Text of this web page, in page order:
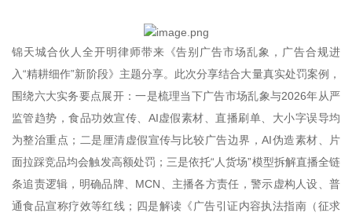
锦天城合伙人全开明律师带来《告别广告市场乱象，广告合规进
入“精耕细作”新阶段》主题分享。此次分享结合大量真实处罚案例，
围绕六大实务要点展开：一是梳理当下广告市场乱象与2026年从严
监管趋势，食品功效宣传、AI虚假素材、直播刷单、大小字误导均
为整治重点；二是厘清虚假宣传与比较广告边界，AI伪造素材、片
面拉踩竞品均会触发高额处罚；三是依托“人货场”模型拆解直播全链
条追责逻辑，明确品牌、MCN、主播各方责任，警示虚构人设、普
通食品宣称疗效等红线；四是解读《广告引证内容执法指南（征求